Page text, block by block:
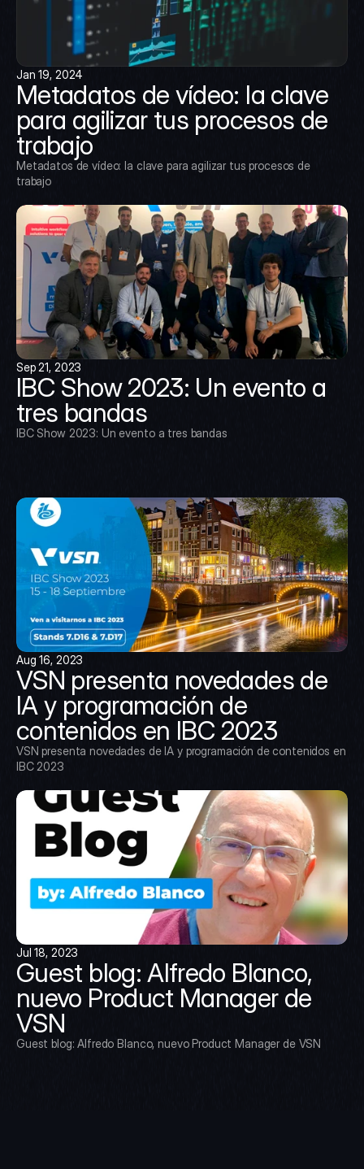
Jan 19, 2024
Metadatos de vídeo: la clave
para agilizar tus procesos de
trabajo
Metadatos de vídeo: la clave para agilizar tus procesos de
trabajo
Sep 21, 2023
IBC Show 2023: Un evento a
tres bandas
IBC Show 2023: Un evento a tres bandas
Aug 16, 2023
VSN presenta novedades de
IA y programación de
contenidos en IBC 2023
VSN presenta novedades de IA y programación de contenidos en
IBC 2023
Jul 18, 2023
Guest blog: Alfredo Blanco,
nuevo Product Manager de
VSN
Guest blog: Alfredo Blanco, nuevo Product Manager de VSN